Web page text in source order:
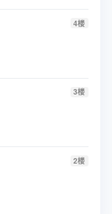
4楼
3楼
2楼